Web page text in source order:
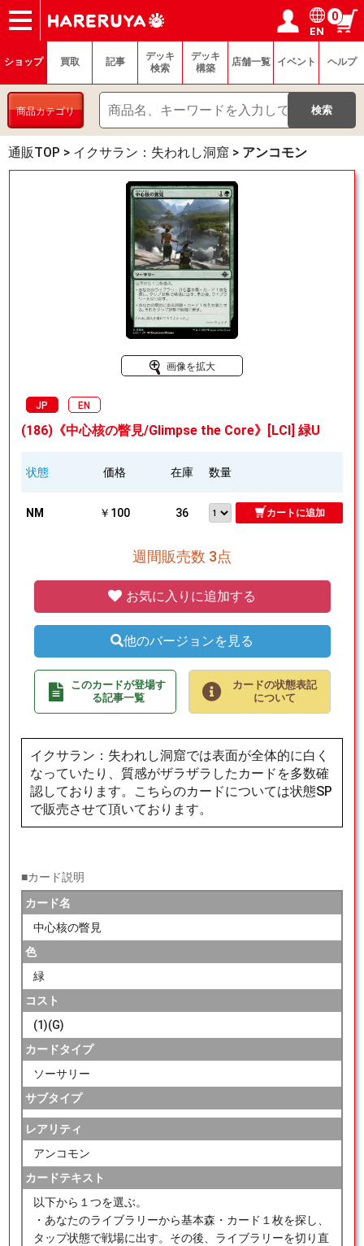
ショップ
買取
記事
デッキ検索
デッキ構築
選手一覧
店舗一覧
イベント
ヘルプ
お問い合わせ ログイン／会員登録
マイページ
EN
0
ショップ 買取 記事
デッキ
検索
デッキ
構築
店舗一覧 イベント ヘルプ
商品カテゴリ
通販TOP > イクサラン：失われし洞窟 > アンコモン
画像を拡大
JP EN
(186)《中心核の瞥見/Glimpse the Core》[LCI] 緑U
状態 価格 在庫 数量
NM ￥100 36 カートに追加
週間販売数 3点
お気に入りに追加する
他のバージョンを見る
このカードが登場す
る記事一覧
カードの状態表記
について
イクサラン：失われし洞窟では表面が全体的に白く
なっていたり、質感がザラザラしたカードを多数確
認しております。こちらのカードについては状態SP
で販売させて頂いております。
■カード説明
カード名
中心核の瞥見
色
緑
コスト
(1)(G)
カードタイプ
ソーサリー
サブタイプ
レアリティ
アンコモン
カードテキスト
以下から１つを選ぶ。
・あなたのライブラリーから基本森・カード１枚を探し、
タップ状態で戦場に出す。その後、ライブラリーを切り直